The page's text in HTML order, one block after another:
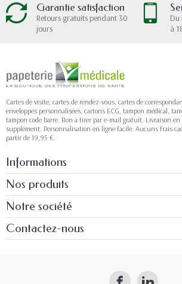
Garantie satisfaction
Retours gratuits pendant 30
jours
Du
à
Cartes de visite, cartes de rendez-vous, cartes de
enveloppes personnalisées, cartons ECG, tampon médical,
tampon code barre. Bon à tirer par e-mail gratuit. Livraison
supplément. Personnalisation en ligne facile. Aucuns frais
partir de 19,95 €.
Informations
Nos produits
Notre société
Contactez-nous